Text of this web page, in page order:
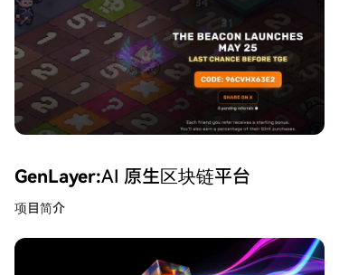
GenLayer:AI 原生区块链平台
项目简介